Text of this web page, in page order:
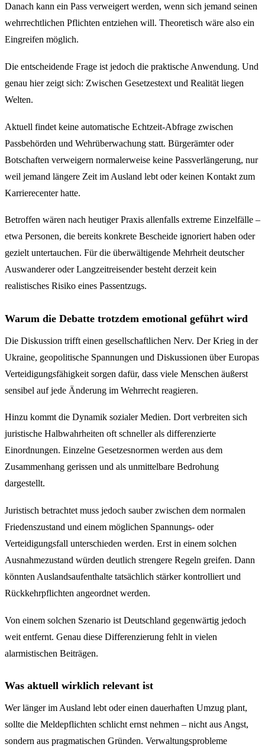
Danach kann ein Pass verweigert werden, wenn sich jemand seinen
wehrrechtlichen Pflichten entziehen will. Theoretisch wäre also ein
Eingreifen möglich.
Die entscheidende Frage ist jedoch die praktische Anwendung. Und
genau hier zeigt sich: Zwischen Gesetzestext und Realität liegen
Welten.
Aktuell findet keine automatische Echtzeit-Abfrage zwischen
Passbehörden und Wehrüberwachung statt. Bürgerämter oder
Botschaften verweigern normalerweise keine Passverlängerung, nur
weil jemand längere Zeit im Ausland lebt oder keinen Kontakt zum
Karrierecenter hatte.
Betroffen wären nach heutiger Praxis allenfalls extreme Einzelfälle –
etwa Personen, die bereits konkrete Bescheide ignoriert haben oder
gezielt untertauchen. Für die überwältigende Mehrheit deutscher
Auswanderer oder Langzeitreisender besteht derzeit kein
realistisches Risiko eines Passentzugs.
Warum die Debatte trotzdem emotional geführt wird
Die Diskussion trifft einen gesellschaftlichen Nerv. Der Krieg in der
Ukraine, geopolitische Spannungen und Diskussionen über Europas
Verteidigungsfähigkeit sorgen dafür, dass viele Menschen äußerst
sensibel auf jede Änderung im Wehrrecht reagieren.
Hinzu kommt die Dynamik sozialer Medien. Dort verbreiten sich
juristische Halbwahrheiten oft schneller als differenzierte
Einordnungen. Einzelne Gesetzesnormen werden aus dem
Zusammenhang gerissen und als unmittelbare Bedrohung
dargestellt.
Juristisch betrachtet muss jedoch sauber zwischen dem normalen
Friedenszustand und einem möglichen Spannungs- oder
Verteidigungsfall unterschieden werden. Erst in einem solchen
Ausnahmezustand würden deutlich strengere Regeln greifen. Dann
könnten Auslandsaufenthalte tatsächlich stärker kontrolliert und
Rückkehrpflichten angeordnet werden.
Von einem solchen Szenario ist Deutschland gegenwärtig jedoch
weit entfernt. Genau diese Differenzierung fehlt in vielen
alarmistischen Beiträgen.
Was aktuell wirklich relevant ist
Wer länger im Ausland lebt oder einen dauerhaften Umzug plant,
sollte die Meldepflichten schlicht ernst nehmen – nicht aus Angst,
sondern aus pragmatischen Gründen. Verwaltungsprobleme